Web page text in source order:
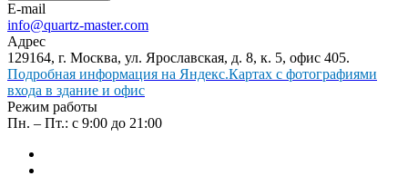
E-mail
info@quartz-master.com
Адрес
129164, г. Москва, ул. Ярославская, д. 8, к. 5, офис 405.
Подробная информация на Яндекс.Картах с фотографиями
входа в здание и офис
Режим работы
Пн. – Пт.: с 9:00 до 21:00